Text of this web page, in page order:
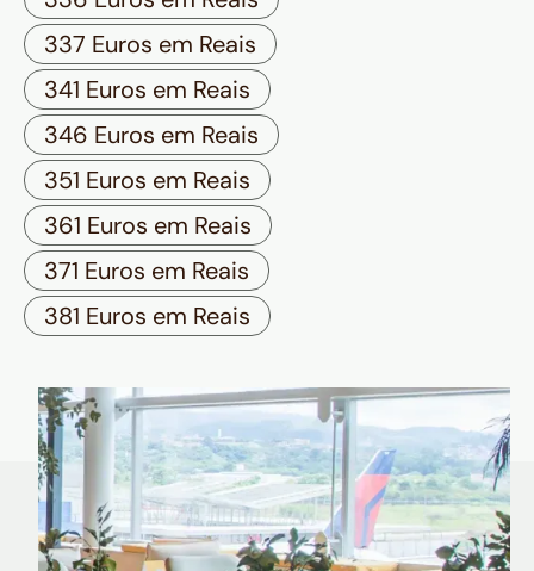
337 Euros em Reais
341 Euros em Reais
346 Euros em Reais
351 Euros em Reais
361 Euros em Reais
371 Euros em Reais
381 Euros em Reais
Quem é Nomad tem